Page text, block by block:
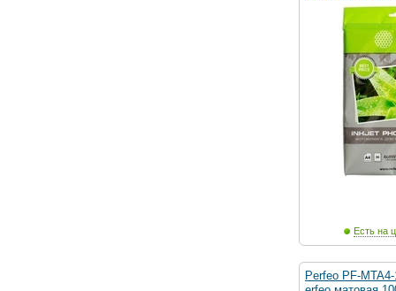
Есть на
Perfeo PF-